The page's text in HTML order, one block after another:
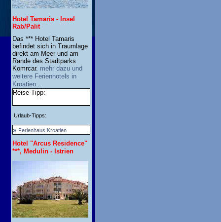
Hotel Tamaris - Insel
Rab/Palit
Das *** Hotel Tamaris
befindet sich in Traumlage
direkt am Meer und am
Rande des Stadtparks
Komrcar. mehr dazu und
weitere Ferienhotels in
Kroatien...
Reise-Tipp:
Urlaub-Tipps:
» Ferienhaus Kroatien
Hotel "Arcus Residence"
***, Medulin - Istrien